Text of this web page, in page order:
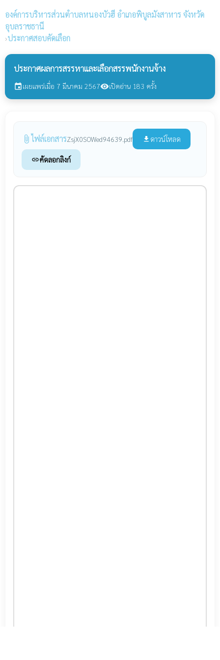
องค์การบริหารส่วนตำบลหนองบัวฮี อำเภอพิบูลมังสาหาร จังหวัด
อุบลราชธานี
›ประกาศสอบคัดเลือก
ประกาศผลการสรรหาและเลือกสรรพนักงานจ้าง
eventเผยแพร่เมื่อ 7 มีนาคม 2567visibilityเปิดอ่าน 183 ครั้ง
attach_file ไฟล์เอกสารZsjX0SOWed94639.pdf file_download ดาวน์โหลด
linkคัดลอกลิงก์